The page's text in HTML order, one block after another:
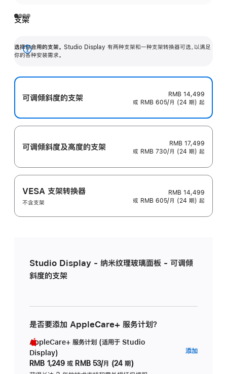
支架
选择你合用的支架。 Studio Display 有两种支架和一种支架转换器可选，以满足
你的各种安装需求。
展
可调倾斜度的支架
RMB 14,499
或 RMB 605/月 (24 期) 起
可调倾斜度及高‍度的支‍架
RMB 17,499
或 RMB 730/月 (24 期) 起
VESA 支架转换器
不含支架
RMB 14,499
或 RMB 605/月 (24 期) 起
Studio Display - 纳米纹理玻璃面板 - 可调倾
斜度的支架
是否要添加 AppleCare+ 服务计划？
AppleCare+ 服务计划 (适用于 Studio
Display)
RMB 1,249 或 RMB 53/月 (24 期)
添加